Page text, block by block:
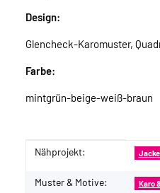
Design:
Glencheck-Karomuster,
Farbe:
mintgrün-beige-weiß-braun
Produkteigenschaft
Wert
Nähprojekt:
Muster & Motive: Karo